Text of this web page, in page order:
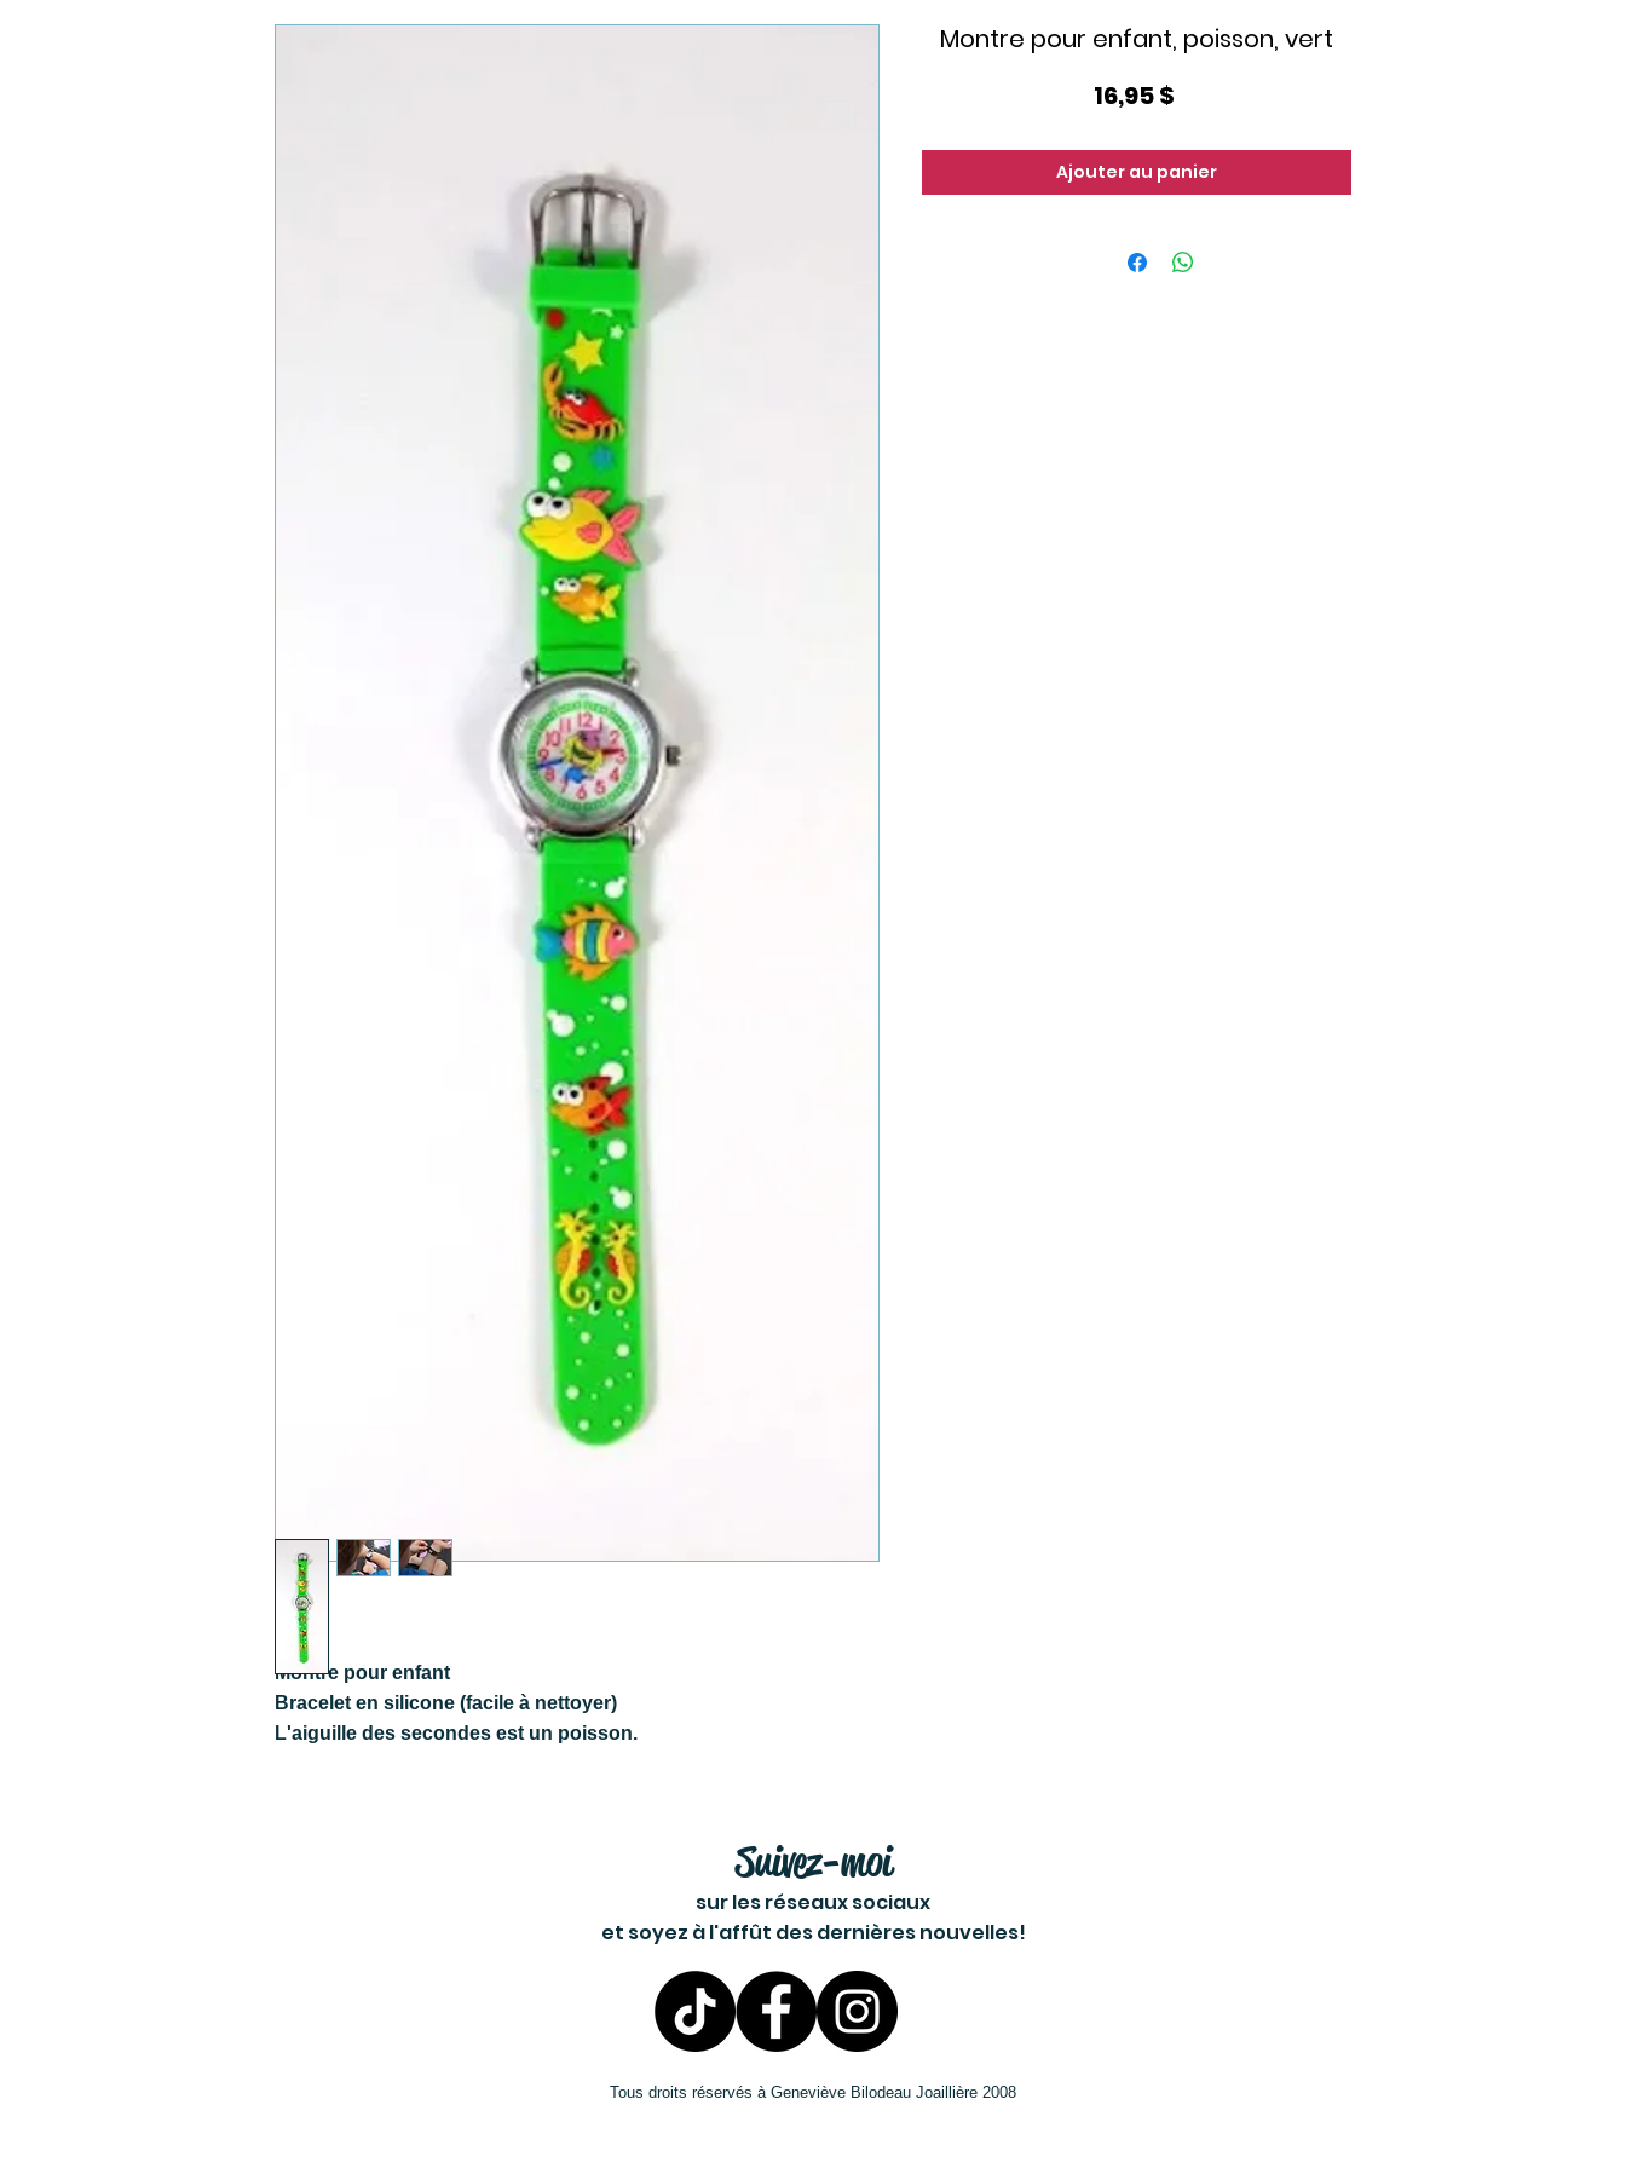
Montre pour enfant
Bracelet en silicone (facile à nettoyer)
L'aiguille des secondes est un poisson.
Montre pour enfant, poisson, vert
16,95 $Prix
Ajouter au panier
Suivez-moi
sur les réseaux sociaux
et soyez à l'affût des dernières nouvelles!
Tous droits réservés à Geneviève Bilodeau Joaillière 2008